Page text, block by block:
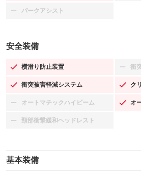
パークアシスト
：装備なし
安全装備
横滑り防止装置
：装備あり 衝
：
衝突被害軽減システム
：装備あり ク
：
オートマチックハイビーム
：装備なし オ
：
頸部衝撃緩和ヘッドレスト
：装備なし
基本装備